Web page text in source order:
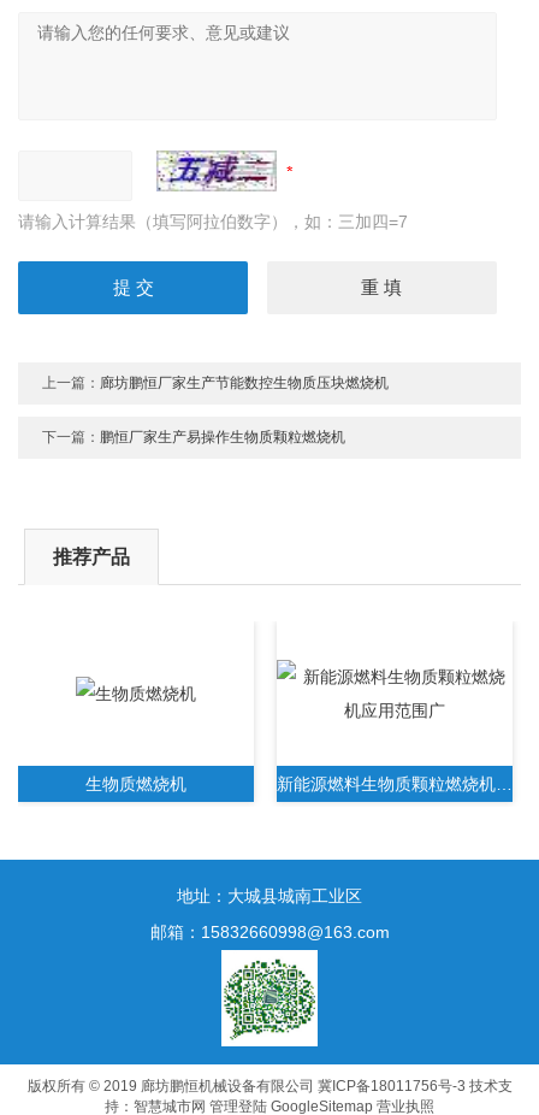
请输入计算结果（填写阿拉伯数字），如：三加四=7
上一篇： 廊坊鹏恒厂家生产节能数控生物质压块燃烧机
下一篇： 鹏恒厂家生产易操作生物质颗粒燃烧机
推荐产品
生物质燃烧机 新能源燃料生物质颗粒燃烧机应用范围广
新一代生物质木屑颗粒燃烧机无需人工操作
地址：大城县城南工业区
邮箱：15832660998@163.com
版权所有 © 2019 廊坊鹏恒机械设备有限公司 冀ICP备18011756号-3 技术支
持： 智慧城市网 管理登陆 GoogleSitemap 营业执照